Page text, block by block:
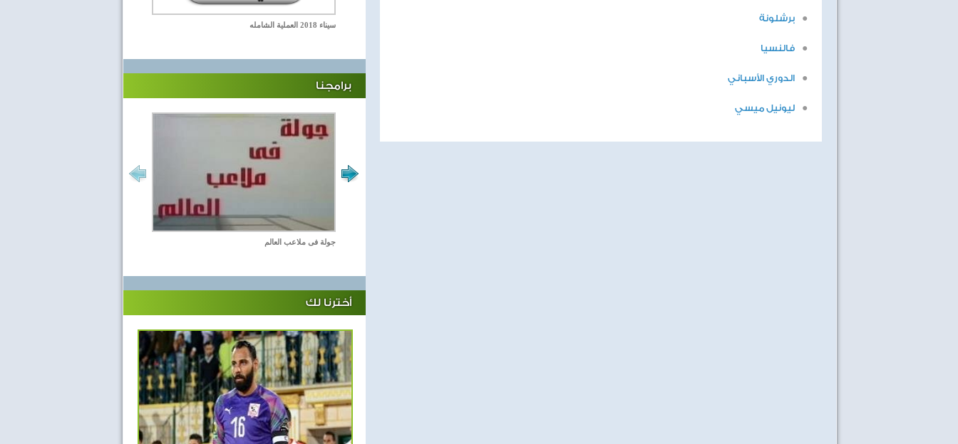
برشلونة
فالنسيا
الدوري الأسباني
ليونيل ميسي
سيناء 2018 العملية الشامله
برامجنا
جولة فى ملاعب العالم
أخترنا لك